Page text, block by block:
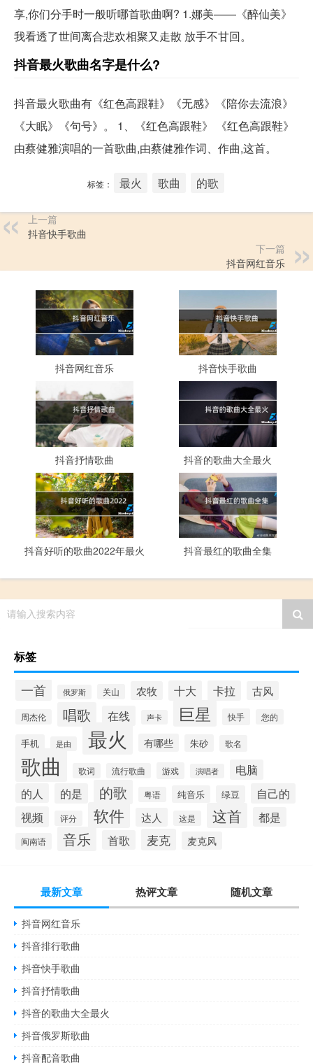
享,你们分手时一般听哪首歌曲啊? 1.娜美——《醉仙美》
我看透了世间离合悲欢相聚又走散 放手不甘回。
抖音最火歌曲名字是什么?
抖音最火歌曲有《红色高跟鞋》《无感》《陪你去流浪》
《大眠》《句号》。 1、《红色高跟鞋》 《红色高跟鞋》
由蔡健雅演唱的一首歌曲,由蔡健雅作词、作曲,这首。
标签： 最火 歌曲 的歌
上一篇
抖音快手歌曲
下一篇
抖音网红音乐
抖音网红音乐 抖音快手歌曲
抖音抒情歌曲 抖音的歌曲大全最火
抖音好听的歌曲2022年最火 抖音最红的歌曲全集
请输入搜索内容
标签
一首 俄罗斯 关山 农牧 十大 卡拉 古风
周杰伦 唱歌 在线 声卡 巨星 快手 您的
手机 是由 最火 有哪些 朱砂 歌名
歌曲 歌词 流行歌曲 游戏 演唱者 电脑
的人 的是 的歌 粤语 纯音乐 绿豆 自己的
视频 评分 软件 达人 这是 这首 都是
闽南语 音乐 首歌 麦克 麦克风
最新文章 热评文章 随机文章
抖音网红音乐
抖音排行歌曲
抖音快手歌曲
抖音抒情歌曲
抖音的歌曲大全最火
抖音俄罗斯歌曲
抖音配音歌曲